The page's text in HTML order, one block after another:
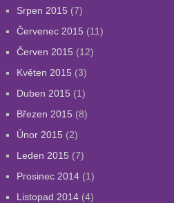
Srpen 2015 (7)
Červenec 2015 (11)
Červen 2015 (12)
Květen 2015 (3)
Duben 2015 (1)
Březen 2015 (8)
Únor 2015 (2)
Leden 2015 (7)
Prosinec 2014(1)
Listopad 2014(4)